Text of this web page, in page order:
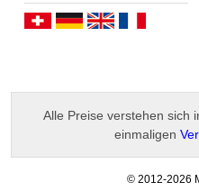
Deutsch (CH)Deutsch (DE)
Alle Preise verstehen sich
einmaligen
© 2012-2026